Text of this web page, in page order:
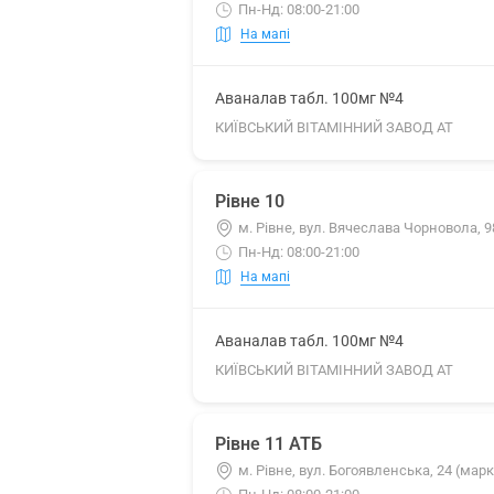
Пн-Нд: 08:00-21:00
На мапі
Аваналав табл. 100мг №4
КИЇВСЬКИЙ ВІТАМІННИЙ ЗАВОД АТ
Рівне 10
м. Рівне, вул. Вячеслава Чорновола,
Пн-Нд: 08:00-21:00
На мапі
Аваналав табл. 100мг №4
КИЇВСЬКИЙ ВІТАМІННИЙ ЗАВОД АТ
Рівне 11 АТБ
м. Рівне, вул. Богоявленська, 24